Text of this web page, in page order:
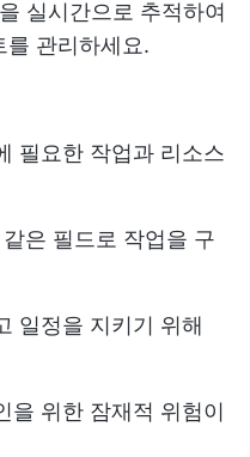
실시간으로 추적하여
를 관리하세요.
필요한 작업과 리소스
은 필드로 작업을 구
일정을 지키기 위해
을 위한 잠재적 위험이